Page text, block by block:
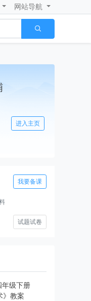
网站导航

进入主页
我要备课
试题试卷
年级下册
》教案